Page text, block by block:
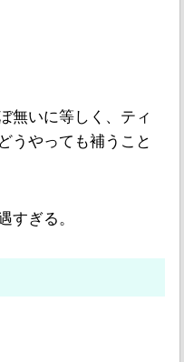
無いに等しく、ティ
うやっても補うこと
すぎる。